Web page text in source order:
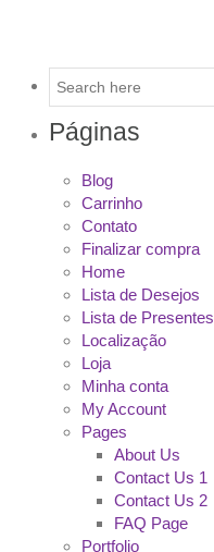
Páginas
Blog
Carrinho
Contato
Finalizar compra
Home
Lista de Desejos
Lista de Presentes
Localização
Loja
Minha conta
My Account
Pages
About Us
Contact Us 1
Contact Us 2
FAQ Page
Portfolio